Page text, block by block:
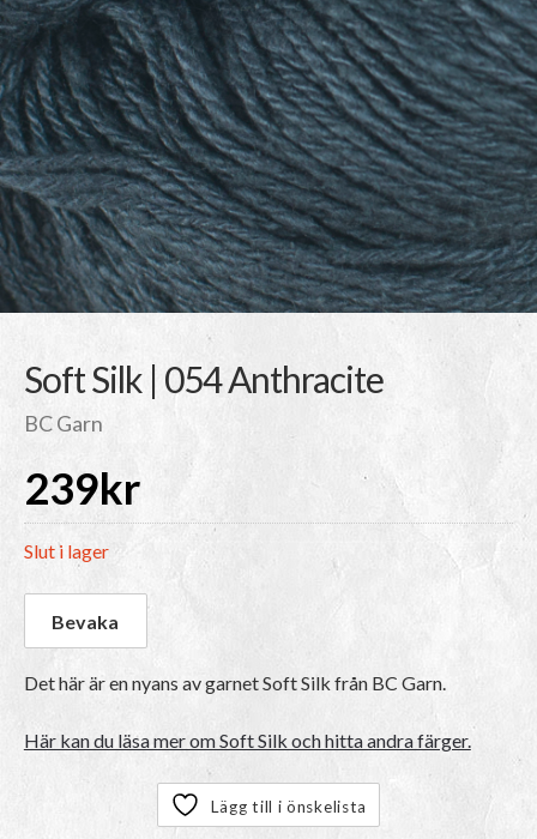
Soft Silk | 054 Anthracite
BC Garn
239kr
Slut i lager
Det här är en nyans av garnet Soft Silk från BC Garn.
Här kan du läsa mer om Soft Silk och hitta andra färger.
Lägg till i önskelista